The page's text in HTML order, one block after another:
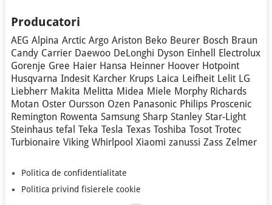
Producatori
AEG Alpina Arctic Argo Ariston Beko Beurer Bosch Braun
Candy Carrier Daewoo DeLonghi Dyson Einhell
Electrolux
Gorenje Gree Haier Hansa Heinner Hoover Hotpoint
Husqvarna Indesit Karcher Krups Laica Leifheit Lelit LG
Liebherr Makita Melitta Midea Miele Morphy Richards
Motan Oster Oursson Ozen Panasonic Philips Proscenic
Remington Rowenta Samsung Sharp Stanley Star-Light
Steinhaus tefal Teka Tesla Texas Toshiba Tosot Trotec
Turbionaire Viking Whirlpool Xiaomi zanussi Zass Zelmer
Politica de confidentialitate
Politica privind fisierele cookie